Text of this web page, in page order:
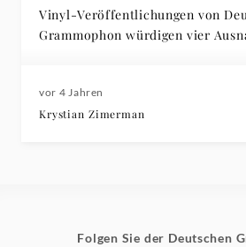
Vinyl-Veröffentlichungen von
Grammophon würdigen vier
vor 4 Jahren
Krystian Zimerman
Folgen Sie der Deutschen